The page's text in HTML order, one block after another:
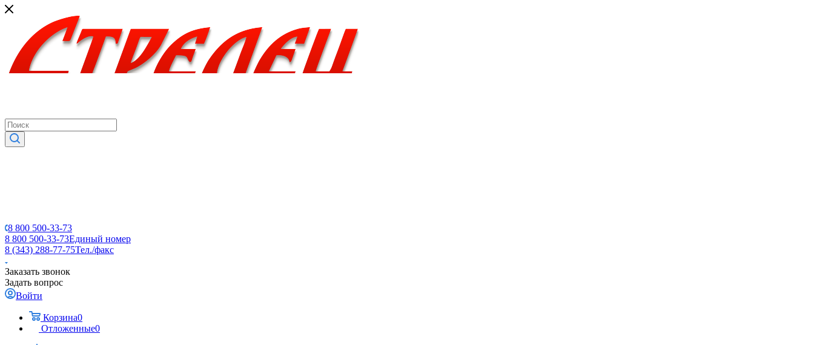
8 800 500-33-73
8 800 500-33-73Единый номер
8 (343) 288-77-75Тел./факс
Заказать звонок
Задать вопрос
Войти
Корзина0
Отложенные0